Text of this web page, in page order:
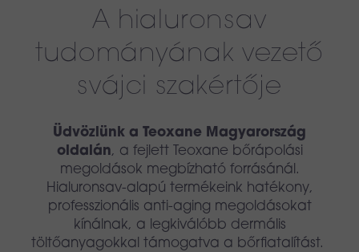
A hialuronsav
tudományának vezető
svájci szakértője
Üdvözlünk a Teoxane Magyarország
oldalán, a fejlett Teoxane bőrápolási
megoldások megbízható forrásánál.
Hialuronsav-alapú termékeink hatékony,
professzionális anti-aging megoldásokat
kínálnak, a legkiválóbb dermális
töltőanyagokkal támogatva a bőrfiatalítást.